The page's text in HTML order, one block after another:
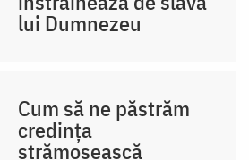
lui Dumnezeu
Cum să ne păstrăm
credința
strămoșească